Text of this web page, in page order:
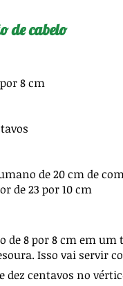
de cabelo
8 cm
de 20 cm de
de 23 por 10 cm
de 8 por 8 cm em
Isso vai servir
dez centavos no